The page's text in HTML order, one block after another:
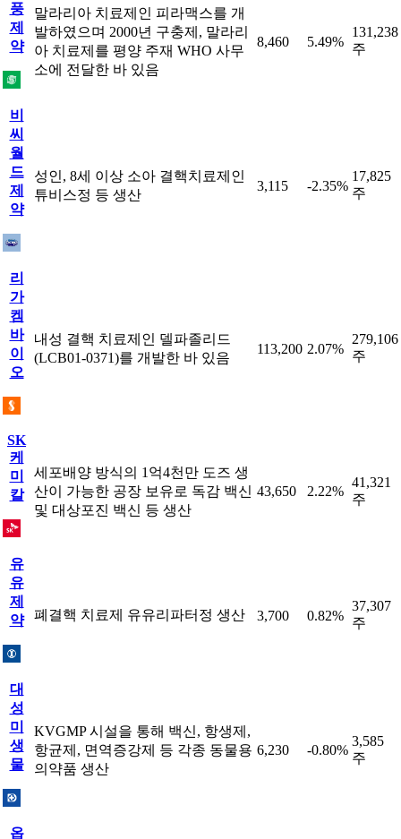
풍
제
약
말라리아 치료제인 피라맥스를 개
발하였으며 2000년 구충제, 말라리
아 치료제를 평양 주재 WHO 사무
소에 전달한 바 있음
8,460 5.49%
131,238
주
비
씨
월
드
제
약
성인, 8세 이상 소아 결핵치료제인
튜비스정 등 생산
3,115 -2.35%
17,825
주
리
가
켐
바
이
오
내성 결핵 치료제인 델파졸리드
(LCB01-0371)를 개발한 바 있음
113,200 2.07%
279,106
주
SK
케
미
칼
세포배양 방식의 1억4천만 도즈 생
산이 가능한 공장 보유로 독감 백신
및 대상포진 백신 등 생산
43,650 2.22%
41,321
주
유
유
제
약
폐결핵 치료제 유유리파터정 생산 3,700 0.82%
37,307
주
대
성
미
생
물
KVGMP 시설을 통해 백신, 항생제,
항균제, 면역증강제 등 각종 동물용
의약품 생산
6,230 -0.80%
3,585
주
옵